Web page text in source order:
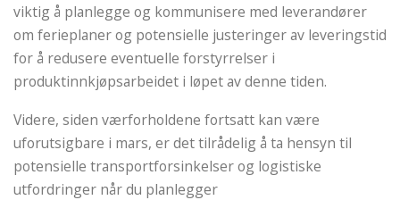
viktig å planlegge og kommunisere med leverandører
om ferieplaner og potensielle justeringer av leveringstid
for å redusere eventuelle forstyrrelser i
produktinnkjøpsarbeidet i løpet av denne tiden.
Videre, siden værforholdene fortsatt kan være
uforutsigbare i mars, er det tilrådelig å ta hensyn til
potensielle transportforsinkelser og logistiske
utfordringer når du planlegger